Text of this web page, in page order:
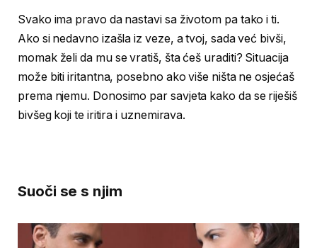
Svako ima pravo da nastavi sa životom pa tako i ti.
Ako si nedavno izašla iz veze, a tvoj, sada već bivši,
momak želi da mu se vratiš, šta ćeš uraditi? Situacija
može biti iritantna, posebno ako više ništa ne osjećaš
prema njemu. Donosimo par savjeta kako da se riješiš
bivšeg koji te iritira i uznemirava.
Suoči se s njim